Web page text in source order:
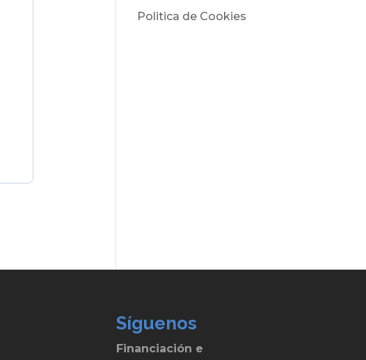
Politica de Cookies
Síguenos
Financiación e